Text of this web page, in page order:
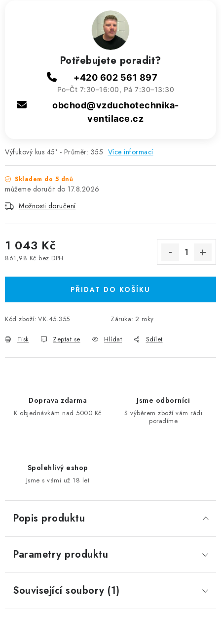
Reference a zkušenosti
Rady a tipy
Kontakty
Výfukový kus 45° - Průměr: 355 Více informací
Skladem do 5 dnů
17.8.2026
Možnosti doručení
1 043 Kč
861,98 Kč bez DPH
PŘIDAT DO KOŠÍKU
Kód zboží: VK.45.355 Záruka: 2 roky
Tisk Zeptat se Hlídat Sdílet
Potřebujete poradit?
+420 602 561 897
Po–Čt 7:30–16:00, Pá 7:30–13:30
obchod@vzduchotechnika-
ventilace.cz
Doprava zdarma
K objednávkám nad 5000 Kč
Jsme odborníci
S výběrem zboží vám rádi
poradíme
Spolehlivý eshop
Jsme s vámi už 18 let
Popis produktu
Parametry produktu
Související soubory (1)